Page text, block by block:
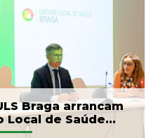
Braga arrancam
Local de Saúde...
Sangue recebe
da SIGNA
17 Jul 2026